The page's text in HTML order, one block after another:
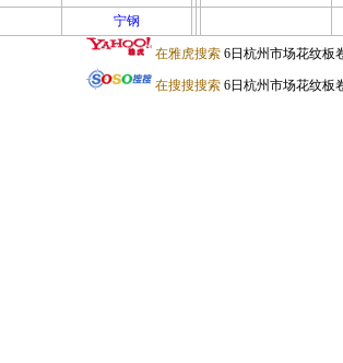
宁钢
在雅虎搜索6日杭州市场花纹板
在搜搜搜索6日杭州市场花纹板